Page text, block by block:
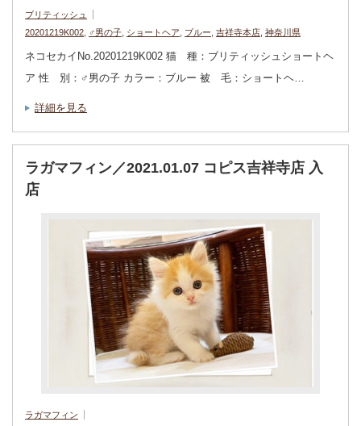
ブリティッシュ
20201219K002
♂男の子 ショートヘア ブルー 吉祥寺本店 神奈川県
ネコセカイNo.20201219K002 猫 種：ブリティッシュショートヘ
ア 性 別：♂男の子 カラー：ブルー 被 毛：ショートヘ…
詳細を見る
ラガマフィン／2021.01.07 コピス吉祥寺店 入
店
ラガマフィン